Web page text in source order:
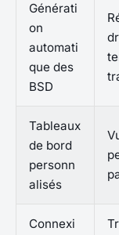
Générati
on
automati
que des
BSD
Tableaux
de bord
personn
alisés
Connexi